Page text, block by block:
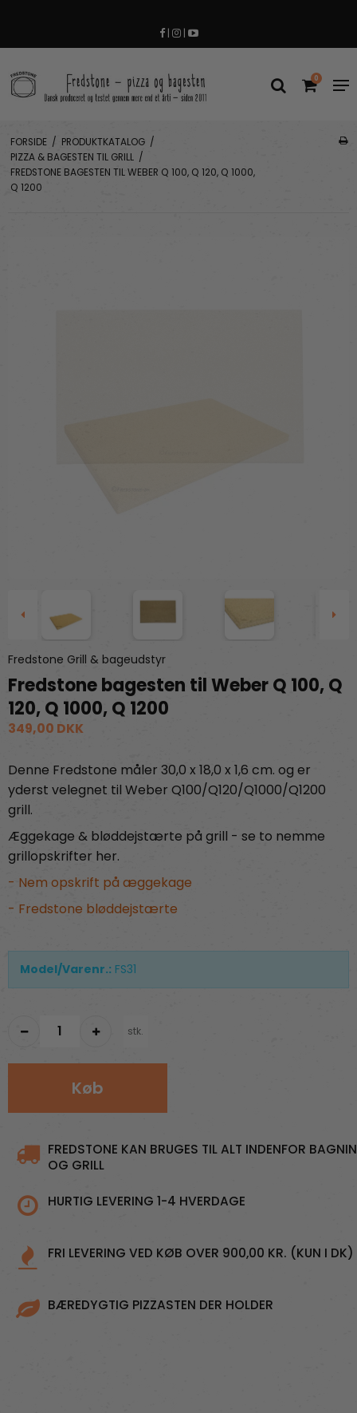
| |
0
FORSIDE / PRODUKTKATALOG /
PIZZA & BAGESTEN TIL GRILL /
FREDSTONE BAGESTEN TIL WEBER Q 100, Q 120, Q 1000,
Q 1200
Fredstone Grill & bageudstyr
Fredstone bagesten til Weber Q 100, Q
120, Q 1000, Q 1200
349,00 DKK
Denne Fredstone måler 30,0 x 18,0 x 1,6 cm. og er
yderst velegnet til Weber Q100/Q120/Q1000/Q1200
grill.
Æggekage & bløddejstærte på grill - se to nemme
grillopskrifter her.
- Nem opskrift på æggekage
- Fredstone bløddejstærte
Model/Varenr.: FS31
stk.
Køb
FREDSTONE KAN BRUGES TIL ALT INDENFOR
OG GRILL
HURTIG LEVERING 1-4 HVERDAGE
FRI LEVERING VED KØB OVER 900,00 KR. (KUN I DK)
BÆREDYGTIG PIZZASTEN DER HOLDER